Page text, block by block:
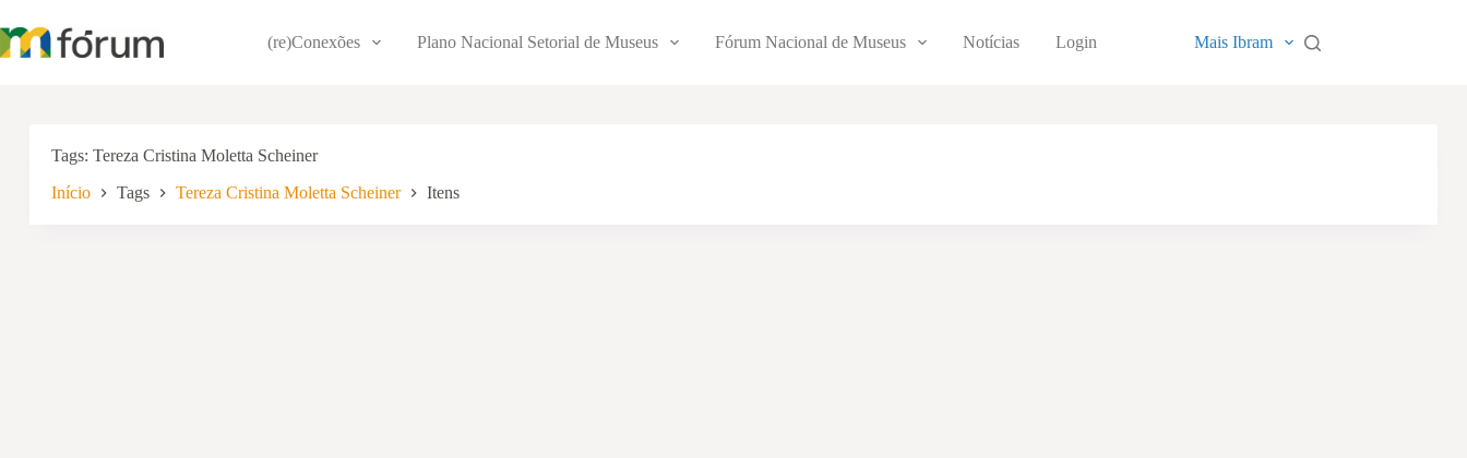
para
o
(re)Conexões Plano Nacional Setorial de Museus Fórum Nacional de Museus Notícias Login Mais Ibram
Tags Tereza Cristina Moletta Scheiner
Início Tags Tereza Cristina Moletta Scheiner Itens